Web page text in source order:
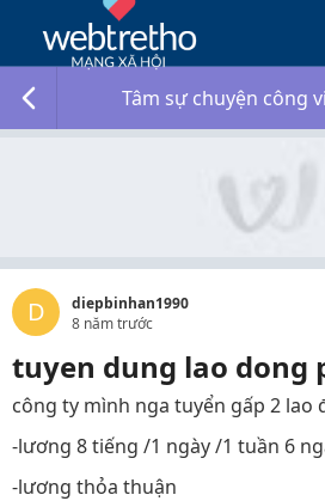
Tâm sự chuyện công
D
diepbinhan1990
8 năm trước
tuyen dung lao dong
công ty mình nga tuyển gấp 2 lao
-lương 8 tiếng /1 ngày /1 tuần 6
-lương thỏa thuận